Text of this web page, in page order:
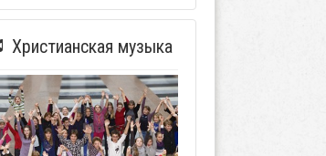
Христианская музыка